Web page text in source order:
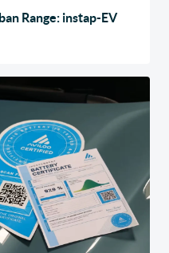
Range: instap-EV